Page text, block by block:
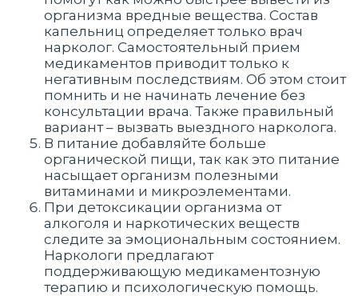
организма вредные вещества. Состав
капельниц определяет только врач
нарколог. Самостоятельный прием
медикаментов приводит только к
негативным последствиям. Об этом стоит
помнить и не начинать лечение без
консультации врача. Также правильный
вариант – вызвать выездного нарколога.
В питание добавляйте больше
органической пищи, так как это питание
насыщает организм полезными
витаминами и микроэлементами.
При детоксикации организма от
алкоголя и наркотических веществ
следите за эмоциональным состоянием.
Наркологи предлагают
поддерживающую медикаментозную
терапию и психологическую помощь.